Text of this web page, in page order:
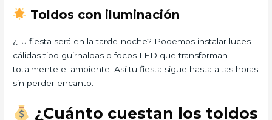
Toldos con iluminación
¿Tu fiesta será en la tarde-noche? Podemos instalar luces
cálidas tipo guirnaldas o focos LED que transforman
totalmente el ambiente. Así tu fiesta sigue hasta altas horas
sin perder encanto.
¿Cuánto cuestan los toldos